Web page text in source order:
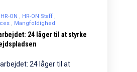
HR-ON
HR-ON Staff
Mangfoldighed
24 låger til at styrke
24 låger til at